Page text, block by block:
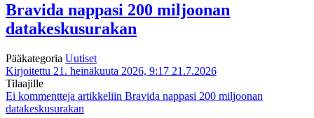
Bravida nappasi 200 miljoonan
datakeskusurakan
Pääkategoria Uutiset
Kirjoitettu 21. heinäkuuta 2026, 9:17 21.7.2026
Tilaajille
Ei kommentteja artikkeliin Bravida nappasi 200 miljoonan
datakeskusurakan